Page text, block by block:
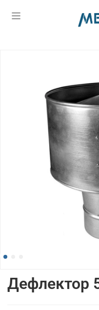
Дефлектор